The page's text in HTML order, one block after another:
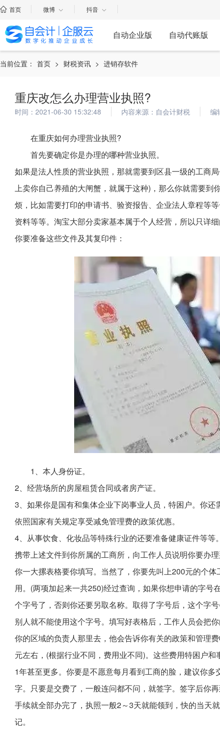
首页 微博 抖音
自动企业版 自动代账版
当前位置： 首页 > 财税资讯 > 进销存软件
重庆改怎么办理营业执照?
时间：2021-06-30 15:32:48 内容来源：自会计财税 编
在重庆如何办理营业执照?
首先要确定你是办理的哪种营业执照。
如果是法人性质的营业执照，那就需要到区县一级的工商
上卖你自己养殖的大闸蟹，就属于这种)，那么你就需要
烦，比如需要打印的申请书、验资报告、企业法人章程等
资料等等。淘宝大部分卖家基本属于个人经营，所以只详
你要准备这些文件及其复印件：
1、本人身份证。
2、经营场所的房屋租赁合同或者房产证。
3、如果你是国有和集体企业下岗事业人员，特困户。你
依照国家有关规定享受减免管理费的政策优惠。
4、从事饮食、化妆品等特殊行业的还要准备健康证件等等
携带上述文件到你所属的工商所，向工作人员说明你要办
你一大摞表格要你填写。当然了，你要先叫上200元的个
用。(两项加起来一共250)经过查询，如果你想申请的字
个字号了，否则你还要另取名称。取得了字号后，这个字
别人就不能使用这个字号。填写好表格后，工作人员会把
你的区域的负责人那里去，他会告诉你有关的政策和管理
元左右，(根据行业不同，费用业不同)。这些费用特困户
1年甚至更多。你要是不愿意每月看到工商的脸，建议你
字。只要是交费了，一般连问都不问，就签字。签字后你
手续就全部办完了，执照一般2～3天就能领到，快的当天
记。